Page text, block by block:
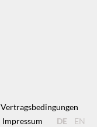
Vertragsbedingungen
Impressum DE EN